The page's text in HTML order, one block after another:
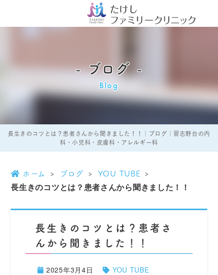
ブログ
Blog
長生きのコツとは？患者さんから聞きました！！｜ブログ｜習志野台の内
科・小児科・皮膚科・アレルギー科
ホーム ブログ YOU TUBE
長生きのコツとは？患者さんから聞きました！！
長生きのコツとは？患者さ
んから聞きました！！
2025年3月4日 YOU TUBE